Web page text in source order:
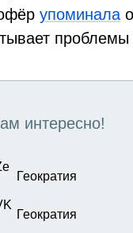
упоминала
проблемы
интересно!
Геократия
Геократия